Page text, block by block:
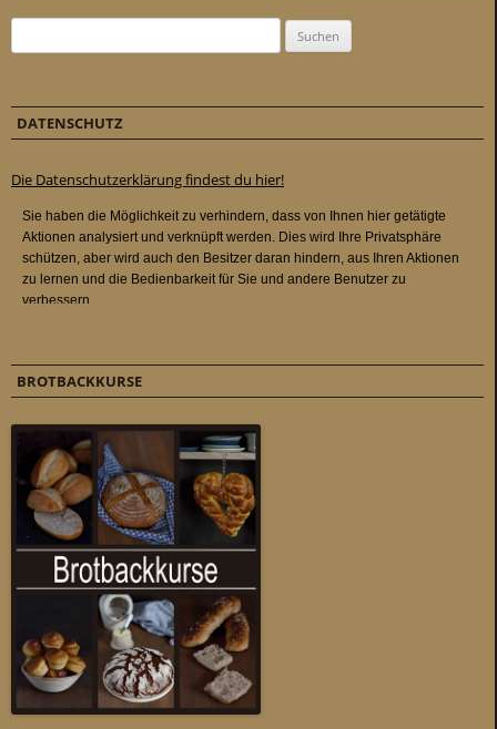
DATENSCHUTZ
Die Datenschutzerklärung findest du hier!
BROTBACKKURSE